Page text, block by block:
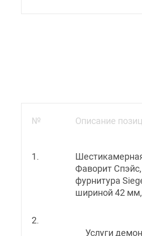
№ Описание
1.
Фаворит
фурнитура
шириной 42
2.
Услуги